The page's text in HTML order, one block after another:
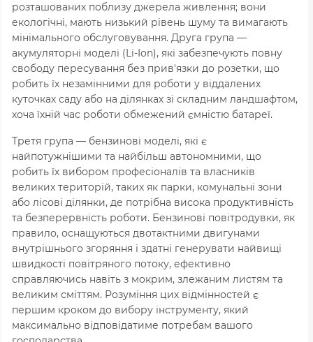
розташованих поблизу джерела живлення; вони
екологічні, мають низький рівень шуму та вимагають
мінімального обслуговування. Друга група —
акумуляторні моделі (Li-Ion), які забезпечують повну
свободу пересування без прив'язки до розетки, що
робить їх незамінними для роботи у віддалених
куточках саду або на ділянках зі складним ландшафтом,
хоча їхній час роботи обмежений ємністю батареї.
Третя група — бензинові моделі, які є
найпотужнішими та найбільш автономними, що
робить їх вибором професіоналів та власників
великих територій, таких як парки, комунальні зони
або лісові ділянки, де потрібна висока продуктивність
та безперервність роботи. Бензинові повітродувки, як
правило, оснащуються двотактними двигунами
внутрішнього згоряння і здатні генерувати найвищі
швидкості повітряного потоку, ефективно
справляючись навіть з мокрим, злежаним листям та
великим сміттям. Розуміння цих відмінностей є
першим кроком до вибору інструменту, який
максимально відповідатиме потребам вашого